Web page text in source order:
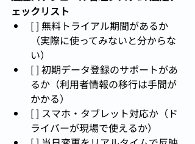
ェックリスト
[ ] 無料トライアル期間があるか
（実際に使ってみないと分からな
い）
[ ] 初期データ登録のサポートがあ
るか（利用者情報の移行は手間が
かかる）
[ ] スマホ・タブレット対応か（ド
ライバーが現場で使えるか）